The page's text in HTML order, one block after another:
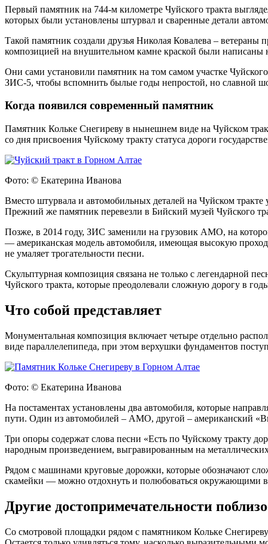
Первый памятник на 744-м километре Чуйского тракта
которых были установлены штурвал и сваренные детали
Такой памятник создали друзья Николая Ковалева –
композицией на внушительном камне краской были написаны
Они сами установили памятник на том самом участке
ЗИС-5, чтобы вспомнить былые годы непростой, но славной
Когда появился современный памятник
Памятник Кольке Снегиреву в нынешнем виде на Чуйском
со дня присвоения Чуйскому тракту статуса дороги
Фото: © Екатерина Иванова
Вместо штурвала и автомобильных деталей на Чуйском
Прежний же памятник перевезли в Бийский музей Чуйского
Позже, в 2014 году, ЗИС заменили на грузовик АМО, на
— американская модель автомобиля, имеющая высокую
не умаляет трогательности песни.
Скульптурная композиция связана не только с легендарной
Чуйского тракта, которые преодолевали сложную дорогу в
Что собой представляет
Монументальная композиция включает четыре отдельно
виде параллелепипеда, при этом верхушки фундаментов
Фото: © Екатерина Иванова
На постаментах установлены два автомобиля, которые
пути. Один из автомобилей – АМО, другой – американский
Три опоры содержат слова песни «Есть по Чуйскому тракту
народным произведением, выгравированным на
Рядом с машинами круговые дорожки, которые обозначают
скамейки — можно отдохнуть и полюбоваться окружающими
Другие достопримечательности
Со смотровой площадки рядом с памятником Кольке